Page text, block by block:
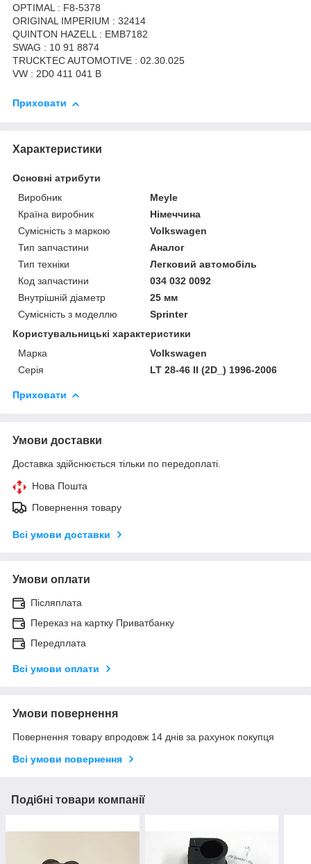
OPTIMAL : F8-5378
ORIGINAL IMPERIUM : 32414
QUINTON HAZELL : EMB7182
SWAG : 10 91 8874
TRUCKTEC AUTOMOTIVE : 02.30.025
VW : 2D0 411 041 B
Приховати
Характеристики
Основні атрибути
Виробник
Meyle
Країна виробник
Німеччина
Сумісність з маркою
Volkswagen
Тип запчастини
Аналог
Тип техніки
Легковий автомобіль
Код запчастини
034 032 0092
Внутрішній діаметр
25 мм
Сумісність з моделлю
Sprinter
Користувальницькі характеристики
Марка
Volkswagen
Серія
LT 28-46 II (2D_) 1996-2006
Приховати
Умови доставки
Доставка здійснюється тільки по передоплаті.
Нова Пошта
Повернення товару
Всі умови доставки
Умови оплати
Післяплата
Переказ на картку Приватбанку
Передплата
Всі умови оплати
Умови повернення
Повернення товару впродовж 14 днів за рахунок покупця
Всі умови повернення
Подібні товари компанії